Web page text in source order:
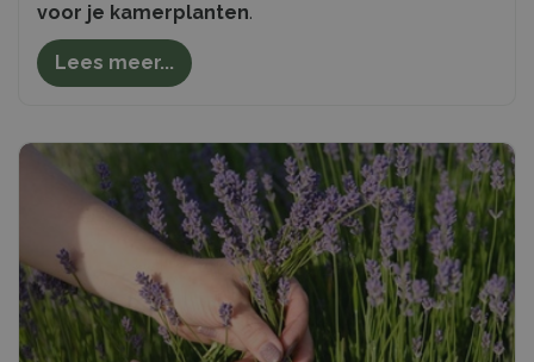
voor je kamerplanten.
Lees meer...